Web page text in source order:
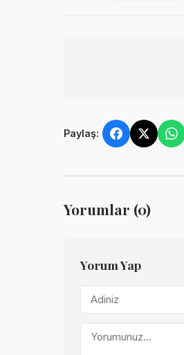
Paylaş:
Yorumlar (0)
Yorum Yap